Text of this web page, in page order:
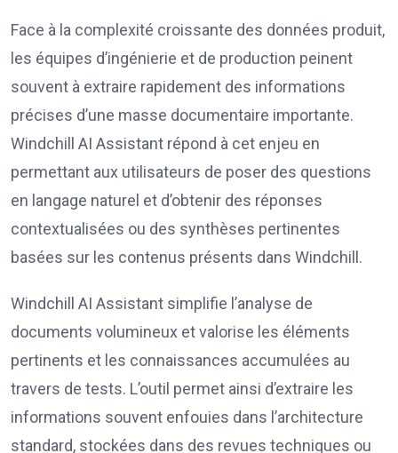
Face à la complexité croissante des données produit,
les équipes d’ingénierie et de production peinent
souvent à extraire rapidement des informations
précises d’une masse documentaire importante.
Windchill AI Assistant répond à cet enjeu en
permettant aux utilisateurs de poser des questions
en langage naturel et d’obtenir des réponses
contextualisées ou des synthèses pertinentes
basées sur les contenus présents dans Windchill.
Windchill AI Assistant simplifie l’analyse de
documents volumineux et valorise les éléments
pertinents et les connaissances accumulées au
travers de tests. L’outil permet ainsi d’extraire les
informations souvent enfouies dans l’architecture
standard, stockées dans des revues techniques ou